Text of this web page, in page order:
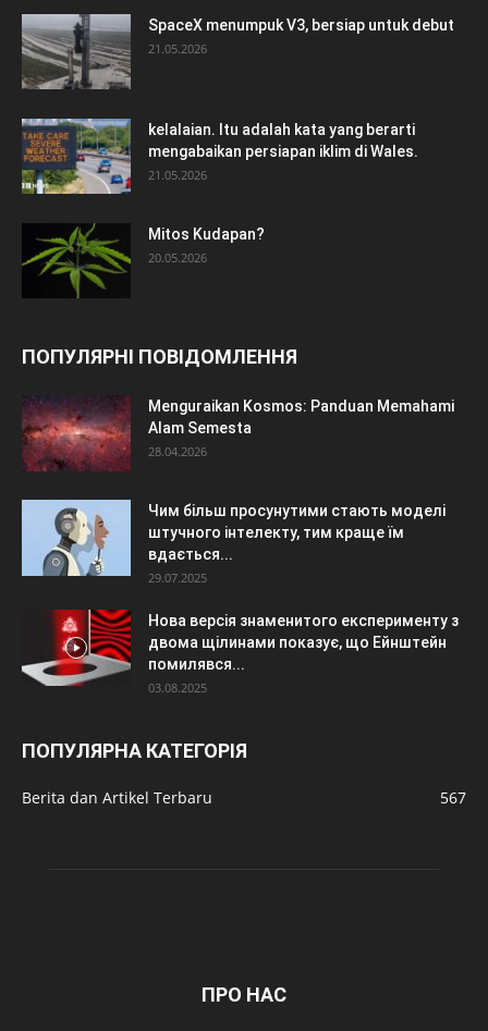
SpaceX menumpuk V3, bersiap untuk debut
21.05.2026
kelalaian. Itu adalah kata yang berarti
mengabaikan persiapan iklim di Wales.
21.05.2026
Mitos Kudapan?
20.05.2026
ПОПУЛЯРНІ ПОВІДОМЛЕННЯ
Menguraikan Kosmos: Panduan Memahami
Alam Semesta
28.04.2026
Чим більш просунутими стають моделі
штучного інтелекту, тим краще їм
вдається...
29.07.2025
Нова версія знаменитого експерименту з
двома щілинами показує, що Ейнштейн
помилявся...
03.08.2025
ПОПУЛЯРНА КАТЕГОРІЯ
Berita dan Artikel Terbaru 567
ПРО НАС